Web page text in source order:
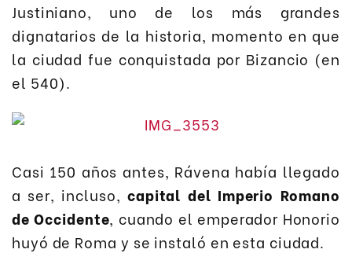
Justiniano, uno de los más grandes
dignatarios de la historia, momento en que
la ciudad fue conquistada por Bizancio (en
el 540).
Casi 150 años antes, Rávena había llegado
a ser, incluso, capital del Imperio Romano
de Occidente, cuando el emperador Honorio
huyó de Roma y se instaló en esta ciudad.